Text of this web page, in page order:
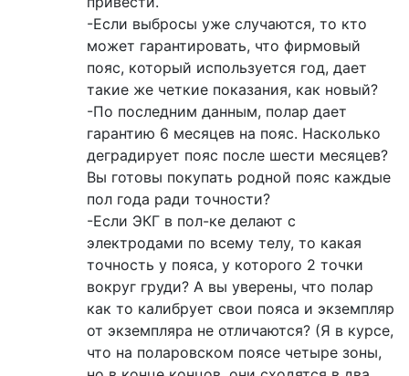
-Если выбросы уже случаются, то кто
может гарантировать, что фирмовый
пояс, который используется год, дает
такие же четкие показания, как новый?
-По последним данным, полар дает
гарантию 6 месяцев на пояс. Насколько
деградирует пояс после шести месяцев?
Вы готовы покупать родной пояс каждые
пол года ради точности?
-Если ЭКГ в пол-ке делают с
электродами по всему телу, то какая
точность у пояса, у которого 2 точки
вокруг груди? А вы уверены, что полар
как то калибрует свои пояса и экземпляр
от экземпляра не отличаются? (Я в курсе,
что на поларовском поясе четыре зоны,